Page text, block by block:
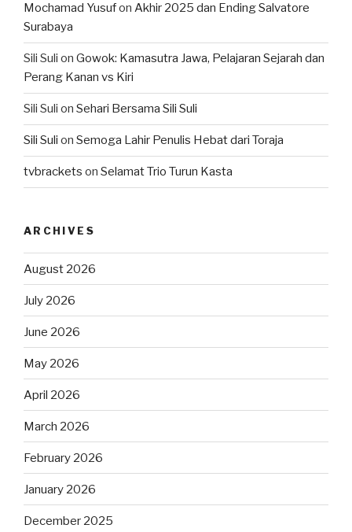
Mochamad Yusufon Akhir 2025 dan Ending Salvatore
Surabaya
Sili Suli on Gowok: Kamasutra Jawa, Pelajaran Sejarah dan
Perang Kanan vs Kiri
Sili Suli on Sehari Bersama Sili Suli
Sili Suli on Semoga Lahir Penulis Hebat dari Toraja
tvbrackets on Selamat Trio Turun Kasta
ARCHIVES
August 2026
July 2026
June 2026
May 2026
April 2026
March 2026
February 2026
January 2026
December 2025